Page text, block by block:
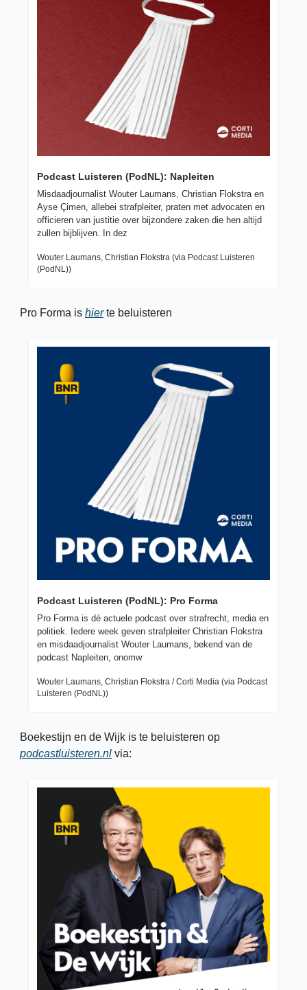
Podcast Luisteren (PodNL): Napleiten
Misdaadjournalist Wouter Laumans, Christian Flokstra en
Ayse Çimen, allebei strafpleiter, praten met advocaten en
officieren van justitie over bijzondere zaken die hen altijd
zullen bijblijven. In dez
Wouter Laumans, Christian Flokstra (via Podcast Luisteren
(PodNL))
Pro Forma is hier te beluisteren
Podcast Luisteren (PodNL): Pro Forma
Pro Forma is dé actuele podcast over strafrecht, media en
politiek. Iedere week geven strafpleiter Christian Flokstra
en misdaadjournalist Wouter Laumans, bekend van de
podcast Napleiten, onomw
Wouter Laumans, Christian Flokstra / Corti Media (via Podcast
Luisteren (PodNL))
podcastluisteren.nl via: